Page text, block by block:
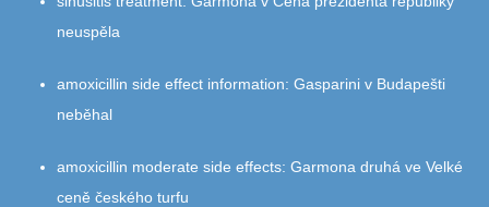
neuspěla
amoxicillin side effect information: Gasparini v Budapešti
neběhal
amoxicillin moderate side effects: Garmona druhá ve Velké
ceně českého turfu